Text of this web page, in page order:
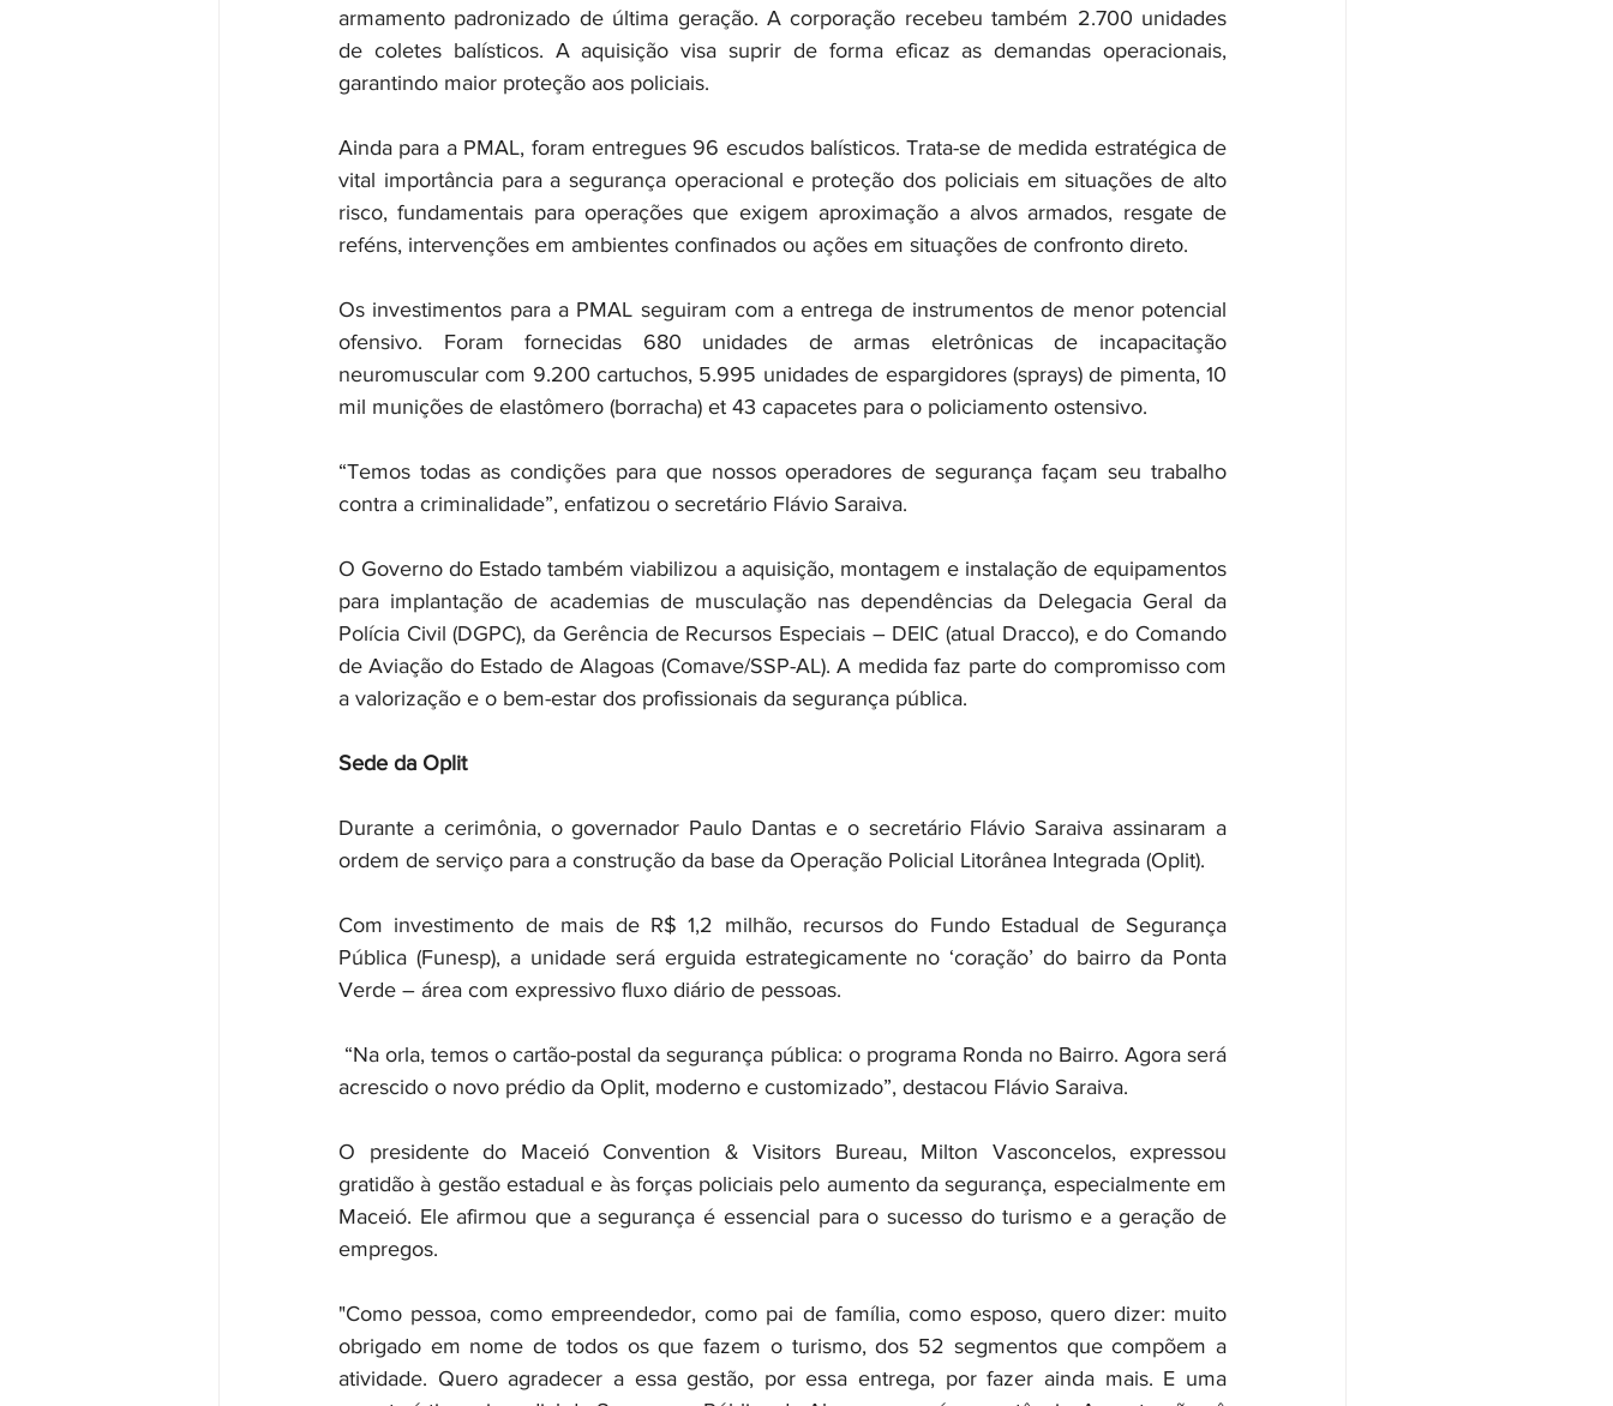
armamento padronizado de última geração. A corporação recebeu também 2.700 unidades
de coletes balísticos. A aquisição visa suprir de forma eficaz as demandas operacionais,
garantindo maior proteção aos policiais.
Ainda para a PMAL, foram entregues 96 escudos balísticos. Trata-se de medida estratégica de
vital importância para a segurança operacional e proteção dos policiais em situações de alto
risco, fundamentais para operações que exigem aproximação a alvos armados, resgate de
reféns, intervenções em ambientes confinados ou ações em situações de confronto direto.
Os investimentos para a PMAL seguiram com a entrega de instrumentos de menor potencial
ofensivo. Foram fornecidas 680 unidades de armas eletrônicas de incapacitação
neuromuscular com 9.200 cartuchos, 5.995 unidades de espargidores (sprays) de pimenta, 10
mil munições de elastômero (borracha) et 43 capacetes para o policiamento ostensivo.
“Temos todas as condições para que nossos operadores de segurança façam seu trabalho
contra a criminalidade”, enfatizou o secretário Flávio Saraiva.
O Governo do Estado também viabilizou a aquisição, montagem e instalação de equipamentos
para implantação de academias de musculação nas dependências da Delegacia Geral da
Polícia Civil (DGPC), da Gerência de Recursos Especiais – DEIC (atual Dracco), e do Comando
de Aviação do Estado de Alagoas (Comave/SSP-AL). A medida faz parte do compromisso com
a valorização e o bem-estar dos profissionais da segurança pública.
Sede da Oplit
Durante a cerimônia, o governador Paulo Dantas e o secretário Flávio Saraiva assinaram a
ordem de serviço para a construção da base da Operação Policial Litorânea Integrada (Oplit).
Com investimento de mais de R$ 1,2 milhão, recursos do Fundo Estadual de Segurança
Pública (Funesp), a unidade será erguida estrategicamente no ‘coração’ do bairro da Ponta
Verde – área com expressivo fluxo diário de pessoas.
“Na orla, temos o cartão-postal da segurança pública: o programa Ronda no Bairro. Agora será
acrescido o novo prédio da Oplit, moderno e customizado”, destacou Flávio Saraiva.
O presidente do Maceió Convention & Visitors Bureau, Milton Vasconcelos, expressou
gratidão à gestão estadual e às forças policiais pelo aumento da segurança, especialmente em
Maceió. Ele afirmou que a segurança é essencial para o sucesso do turismo e a geração de
empregos.
"Como pessoa, como empreendedor, como pai de família, como esposo, quero dizer: muito
obrigado em nome de todos os que fazem o turismo, dos 52 segmentos que compõem a
atividade. Quero agradecer a essa gestão, por essa entrega, por fazer ainda mais. E uma